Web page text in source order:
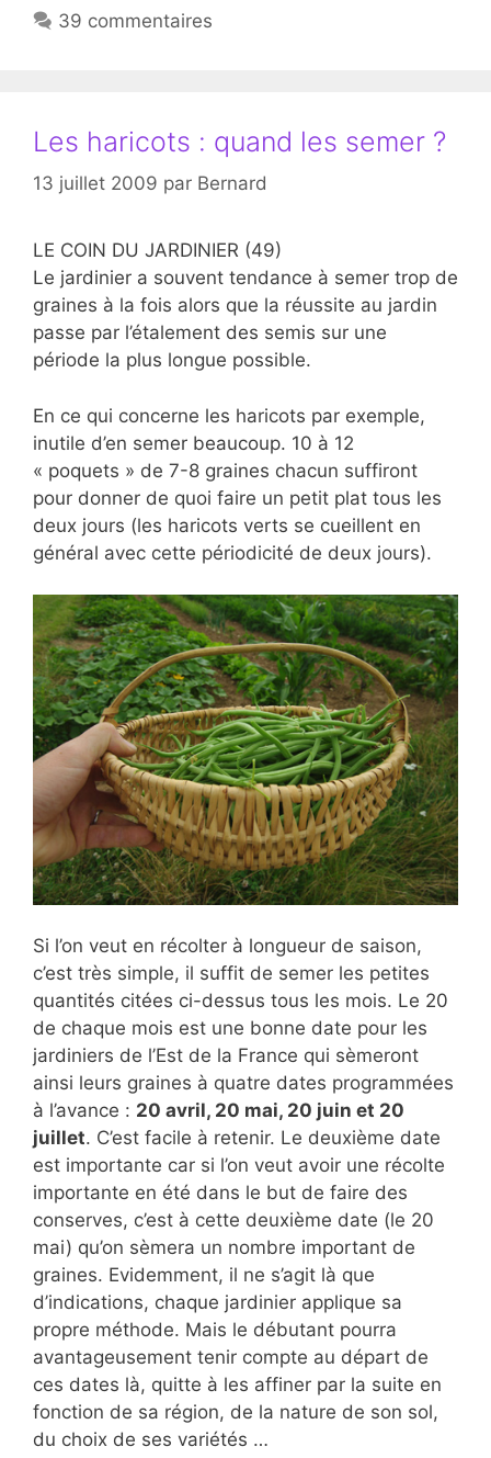
39 commentaires
Les haricots : quand les semer ?
13 juillet 2009 par Bernard
LE COIN DU JARDINIER (49)
Le jardinier a souvent tendance à semer trop de
graines à la fois alors que la réussite au jardin
passe par l’étalement des semis sur une
période la plus longue possible.
En ce qui concerne les haricots par exemple,
inutile d’en semer beaucoup. 10 à 12
« poquets » de 7-8 graines chacun suffiront
pour donner de quoi faire un petit plat tous les
deux jours (les haricots verts se cueillent en
général avec cette périodicité de deux jours).
Si l’on veut en récolter à longueur de saison,
c’est très simple, il suffit de semer les petites
quantités citées ci-dessus tous les mois. Le 20
de chaque mois est une bonne date pour les
jardiniers de l’Est de la France qui sèmeront
ainsi leurs graines à quatre dates programmées
à l’avance : 20 avril, 20 mai, 20 juin et 20
juillet. C’est facile à retenir. Le deuxième date
est importante car si l’on veut avoir une récolte
importante en été dans le but de faire des
conserves, c’est à cette deuxième date (le 20
mai) qu’on sèmera un nombre important de
graines. Evidemment, il ne s’agit là que
d’indications, chaque jardinier applique sa
propre méthode. Mais le débutant pourra
avantageusement tenir compte au départ de
ces dates là, quitte à les affiner par la suite en
fonction de sa région, de la nature de son sol,
du choix de ses variétés …